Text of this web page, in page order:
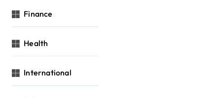
Finance
Health
International